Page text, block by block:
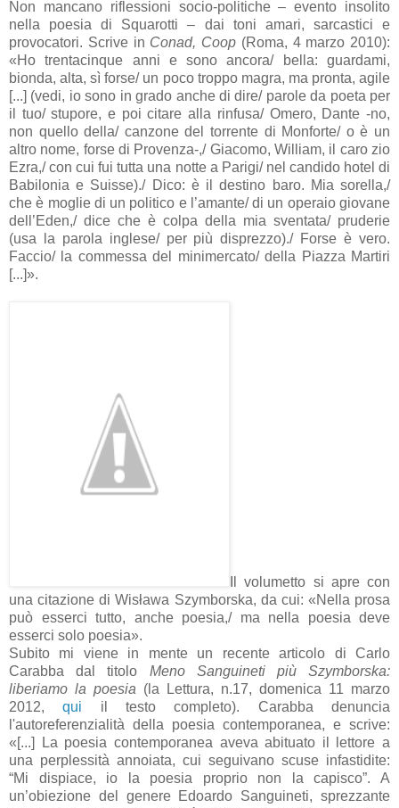
Non mancano riflessioni socio-politiche – evento insolito
nella poesia di Squarotti – dai toni amari, sarcastici e
provocatori. Scrive in Conad, Coop (Roma, 4 marzo 2010):
«Ho trentacinque anni e sono ancora/ bella: guardami,
bionda, alta, sì forse/ un poco troppo magra, ma pronta, agile
[...] (vedi, io sono in grado anche di dire/ parole da poeta per
il tuo/ stupore, e poi citare alla rinfusa/ Omero, Dante -no,
non quello della/ canzone del torrente di Monforte/ o è un
altro nome, forse di Provenza-,/ Giacomo, William, il caro zio
Ezra,/ con cui fui tutta una notte a Parigi/ nel candido hotel di
Babilonia e Suisse)./ Dico: è il destino baro. Mia sorella,/
che è moglie di un politico e l’amante/ di un operaio giovane
dell’Eden,/ dice che è colpa della mia sventata/ pruderie
(usa la parola inglese/ per più disprezzo)./ Forse è vero.
Faccio/ la commessa del minimercato/ della Piazza Martiri
[...]».
Il volumetto si apre con
una citazione di Wisława Szymborska, da cui: «Nella prosa
può esserci tutto, anche poesia,/ ma nella poesia deve
esserci solo poesia».
Subito mi viene in mente un recente articolo di Carlo
Carabba dal titolo Meno Sanguineti più Szymborska:
liberiamo la poesia (la Lettura, n.17, domenica 11 marzo
2012,qui il testo completo). Carabba denuncia
l'autoreferenzialità della poesia contemporanea, e scrive:
«[...] La poesia contemporanea aveva abituato il lettore a
una perplessità annoiata, cui seguivano scuse infastidite:
“Mi dispiace, io la poesia proprio non la capisco”. A
un’obiezione del genere Edoardo Sanguineti, sprezzante